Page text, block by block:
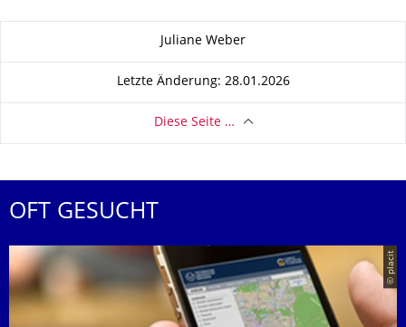
Juliane Weber
Letzte Änderung: 28.01.2026
Diese Seite …
OFT GESUCHT
© placit